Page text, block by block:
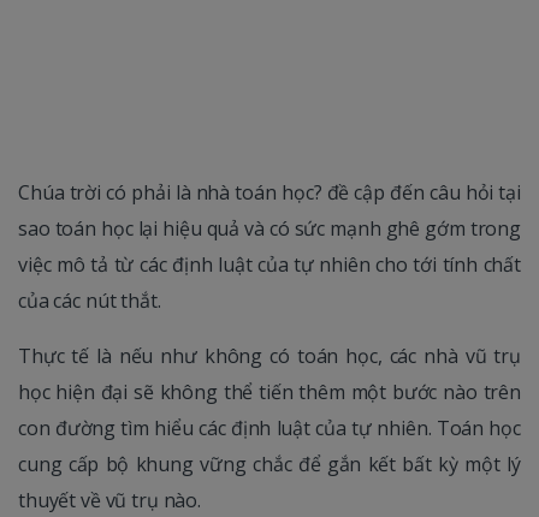
Chúa trời có phải là nhà toán học? đề cập đến câu hỏi tại
sao toán học lại hiệu quả và có sức mạnh ghê gớm trong
việc mô tả từ các định luật của tự nhiên cho tới tính chất
của các nút thắt.
Thực tế là nếu như không có toán học, các nhà vũ trụ
học hiện đại sẽ không thể tiến thêm một bước nào trên
con đường tìm hiểu các định luật của tự nhiên. Toán học
cung cấp bộ khung vững chắc để gắn kết bất kỳ một lý
thuyết về vũ trụ nào.